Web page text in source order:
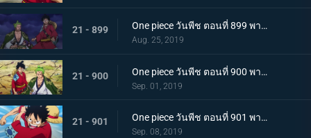
21 - 899 One piece วันพีช ตอนที่ 899 พากย์ไทย ความพ่ายแพ้ที่เลี่ยงไม่ได้ การโจมตีอย่างหนักของสตรอว์แมน!
Aug. 25, 2019
21 - 900 One piece วันพีช ตอนที่ 900 พากย์ไทย วันที่แสนจะสุดยอด โอทามะ และ ถั่วแดงต้ม
Sep. 01, 2019
21 - 901 One piece วันพีช ตอนที่ 901 พากย์ไทย บุกรังของศัตรู เมืองบาคุระที่เต็มไปด้วยเจ้าหน้าที่รัฐ!
Sep. 08, 2019